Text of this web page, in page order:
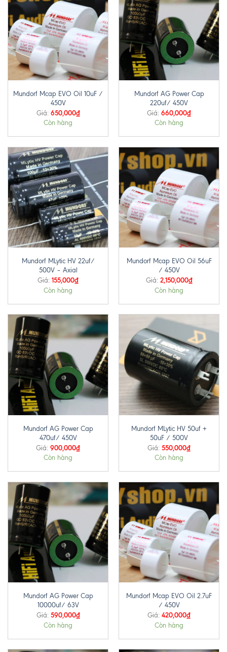
Mundorf Mcap EVO Oil 10uF /
450V
Giá: 650,000₫
Còn hàng
Mundorf AG Power Cap
220uf/ 450V
Giá: 660,000₫
Còn hàng
Mundorf MLytic HV 22uf/
500V – Axial
Giá: 155,000₫
Còn hàng
Mundorf Mcap EVO Oil 56uF
/ 450V
Giá: 2,150,000₫
Còn hàng
Mundorf AG Power Cap
470uf/ 450V
Giá: 900,000₫
Còn hàng
Mundorf MLytic HV 50uf +
50uF / 500V
Giá: 550,000₫
Còn hàng
Mundorf AG Power Cap
10000uf/ 63V
Giá: 590,000₫
Còn hàng
Mundorf Mcap EVO Oil 2.7uF
/ 450V
Giá: 420,000₫
Còn hàng